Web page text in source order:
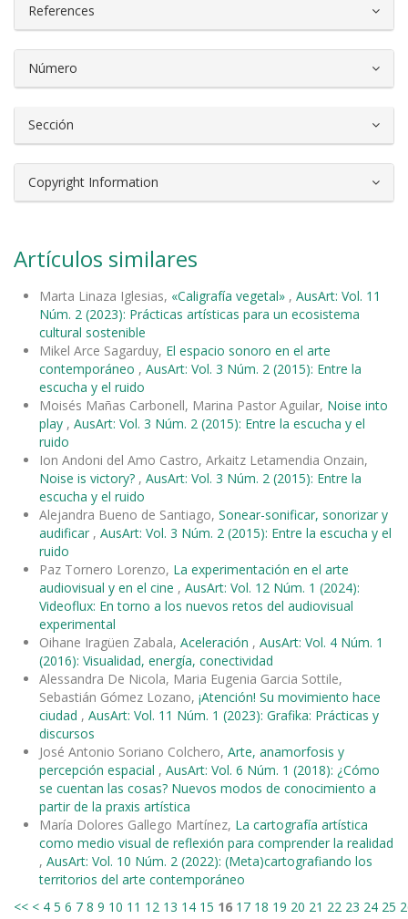
References
Número
Sección
Copyright Information
Artículos similares
Marta Linaza Iglesias, «Caligrafía vegetal» , AusArt: Vol. 11
Núm. 2 (2023): Prácticas artísticas para un ecosistema
cultural sostenible
Mikel Arce Sagarduy, El espacio sonoro en el arte
contemporáneo , AusArt: Vol. 3 Núm. 2 (2015): Entre la
escucha y el ruido
Moisés Mañas Carbonell, Marina Pastor Aguilar, Noise into
play , AusArt: Vol. 3 Núm. 2 (2015): Entre la escucha y el
ruido
Ion Andoni del Amo Castro, Arkaitz Letamendia Onzain,
Noise is victory? , AusArt: Vol. 3 Núm. 2 (2015): Entre la
escucha y el ruido
Alejandra Bueno de Santiago, Sonear-sonificar, sonorizar y
audificar , AusArt: Vol. 3 Núm. 2 (2015): Entre la escucha y el
ruido
Paz Tornero Lorenzo, La experimentación en el arte
audiovisual y en el cine , AusArt: Vol. 12 Núm. 1 (2024):
Videoflux: En torno a los nuevos retos del audiovisual
experimental
Oihane Iragüen Zabala, Aceleración , AusArt: Vol. 4 Núm. 1
(2016): Visualidad, energía, conectividad
Alessandra De Nicola, Maria Eugenia Garcia Sottile,
Sebastián Gómez Lozano, ¡Atención! Su movimiento hace
ciudad , AusArt: Vol. 11 Núm. 1 (2023): Grafika: Prácticas y
discursos
José Antonio Soriano Colchero, Arte, anamorfosis y
percepción espacial , AusArt: Vol. 6 Núm. 1 (2018): ¿Cómo
se cuentan las cosas? Nuevos modos de conocimiento a
partir de la praxis artística
María Dolores Gallego Martínez, La cartografía artística
como medio visual de reflexión para comprender la realidad
, AusArt: Vol. 10 Núm. 2 (2022): (Meta)cartografiando los
territorios del arte contemporáneo
<< < 4 5 6 7 8 9 10 11 12 13 14 15 16 17 18 19 20 21 22 23 24 25